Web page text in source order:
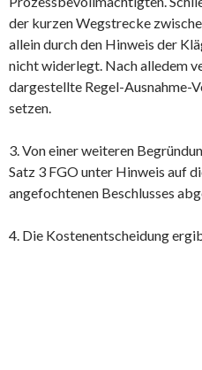
der kurzen Wegstrecke
allein durch den Hinweis der
nicht widerlegt. Nach alledem
dargestellte Regel-Ausnahme-
setzen.
3. Von einer weiteren
Satz 3 FGO unter Hinweis auf
angefochtenen Beschlusses
4. Die Kostenentscheidung